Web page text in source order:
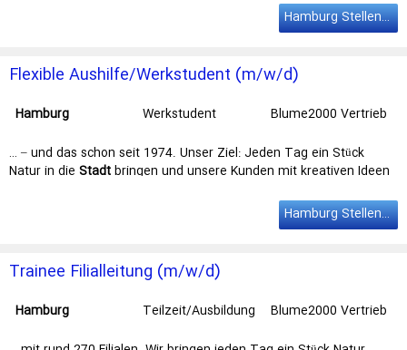
Für unseren Fachbereich Verkehrskonzepte suchen wir Dich als …Hamburg Stellenangebote
Flexible Aushilfe/Werkstudent (m/w/d)
Hamburg Werkstudent
Blume2000 Vertrieb
… – und das schon seit 1974. Unser Ziel: Jeden Tag ein Stück
Natur in die Stadtbringen und unsere Kunden mit kreativen Ideen
Hamburg Stellenangebote
Trainee Filialleitung (m/w/d)
Hamburg Teilzeit/Ausbildung
Blume2000 Vertrieb